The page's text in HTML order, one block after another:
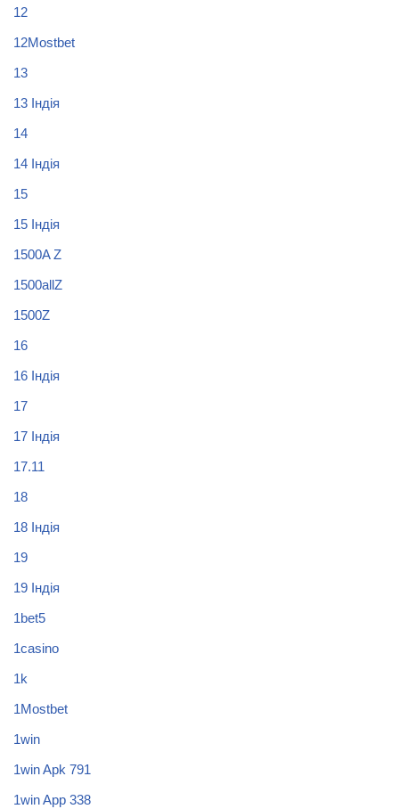
12
12Mostbet
13
13 Індія
14
14 Індія
15
15 Індія
1500A Z
1500allZ
1500Z
16
16 Індія
17
17 Індія
17.11
18
18 Індія
19
19 Індія
1bet5
1casino
1k
1Mostbet
1win
1win Apk 791
1win App 338